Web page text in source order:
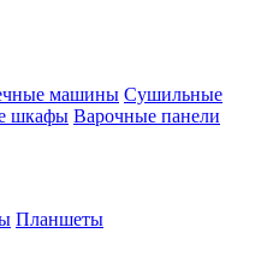
машины Сушильные
шкафы Варочные панели
Планшеты